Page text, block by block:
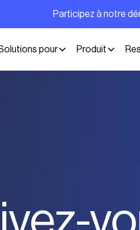
Participez à notre
pour Produit